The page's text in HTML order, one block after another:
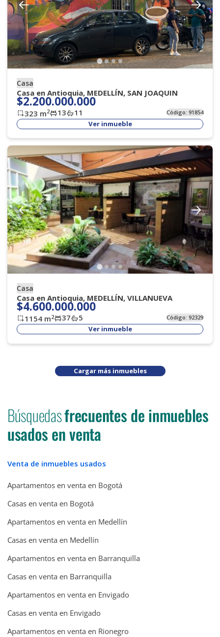
Casa
Casa en Antioquia, MEDELLÍN, SAN JOAQUIN
$2.200.000.000
323 m2 13 11 Código:91854
Ver inmueble
Casa
Casa en Antioquia, MEDELLÍN, VILLANUEVA
$4.600.000.000
1154m2 37 5 Código:92329
Ver inmueble
Cargar más inmuebles
Búsquedasfrecuentes de inmuebles
usados en venta
Venta de inmuebles usados
Apartamentos en venta en Bogotá
Casas en venta en Bogotá
Apartamentos en venta en Medellín
Casas en venta en Medellín
Apartamentos en venta en Barranquilla
Casas en venta en Barranquilla
Apartamentos en venta en Envigado
Casas en venta en Envigado
Apartamentos en venta en Rionegro